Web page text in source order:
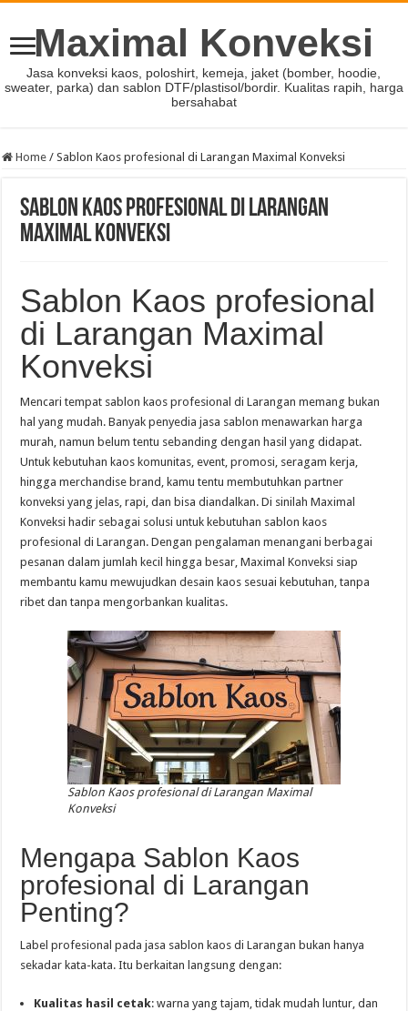
Maximal Konveksi
Jasa konveksi kaos, poloshirt, kemeja, jaket (bomber, hoodie,
sweater, parka) dan sablon DTF/plastisol/bordir. Kualitas rapih, harga
bersahabat
Home / Sablon Kaos profesional di Larangan Maximal Konveksi
Sablon Kaos profesional di Larangan
Maximal Konveksi
Sablon Kaos profesional
di Larangan Maximal
Konveksi
Mencari tempat sablon kaos profesional di Larangan memang bukan
hal yang mudah. Banyak penyedia jasa sablon menawarkan harga
murah, namun belum tentu sebanding dengan hasil yang didapat.
Untuk kebutuhan kaos komunitas, event, promosi, seragam kerja,
hingga merchandise brand, kamu tentu membutuhkan partner
konveksi yang jelas, rapi, dan bisa diandalkan. Di sinilah Maximal
Konveksi hadir sebagai solusi untuk kebutuhan sablon kaos
profesional di Larangan. Dengan pengalaman menangani berbagai
pesanan dalam jumlah kecil hingga besar, Maximal Konveksi siap
membantu kamu mewujudkan desain kaos sesuai kebutuhan, tanpa
ribet dan tanpa mengorbankan kualitas.
Sablon Kaos profesional di Larangan Maximal
Konveksi
Mengapa Sablon Kaos
profesional di Larangan
Penting?
Label profesional pada jasa sablon kaos di Larangan bukan hanya
sekadar kata-kata. Itu berkaitan langsung dengan:
Kualitas hasil cetak: warna yang tajam, tidak mudah luntur, dan